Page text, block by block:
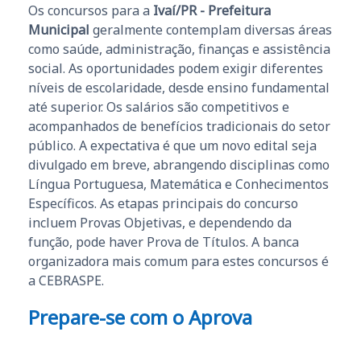
Os concursos para a Ivaí/PR - Prefeitura
Municipal geralmente contemplam diversas áreas
como saúde, administração, finanças e assistência
social. As oportunidades podem exigir diferentes
níveis de escolaridade, desde ensino fundamental
até superior. Os salários são competitivos e
acompanhados de benefícios tradicionais do setor
público. A expectativa é que um novo edital seja
divulgado em breve, abrangendo disciplinas como
Língua Portuguesa, Matemática e Conhecimentos
Específicos. As etapas principais do concurso
incluem Provas Objetivas, e dependendo da
função, pode haver Prova de Títulos. A banca
organizadora mais comum para estes concursos é
a CEBRASPE.
Prepare-se com o Aprova